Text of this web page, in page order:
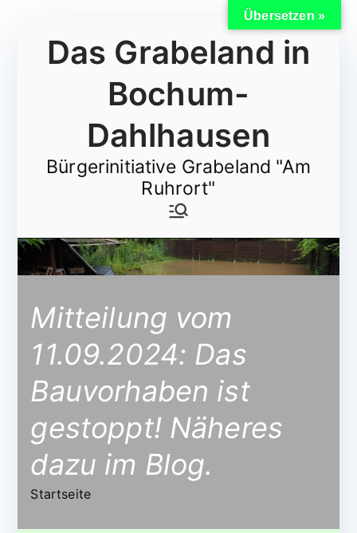
Das Grabeland in
Bochum-
Dahlhausen
Bürgerinitiative Grabeland "Am
Ruhrort"
Mitteilung vom
11.09.2024: Das
Bauvorhaben ist
gestoppt! Näheres
dazu im Blog.
Startseite
Übersetzen »